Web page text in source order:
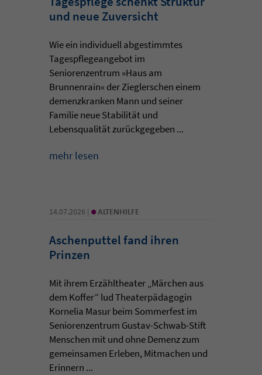
und neue Zuversicht
Wie ein individuell abgestimmtes
Tagespflegeangebot im
Seniorenzentrum »Haus am
Brunnenrain« der Zieglerschen einem
demenzkranken Mann und seiner
Familie neue Stabilität und
Lebensqualität zurückgegeben ...
mehr lesen
14.07.2026 | • ALTENHILFE
Aschenputtel fand ihren
Prinzen
Mit ihrem Erzähltheater „Märchen aus
dem Koffer“ lud Theaterpädagogin
Kornelia Masur beim Sommerfest im
Seniorenzentrum Gustav-Schwab-Stift
Menschen mit und ohne Demenz zum
gemeinsamen Erleben, Mitmachen und
Erinnern ...